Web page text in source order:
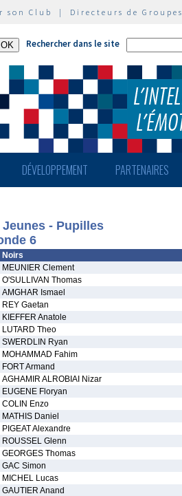
son Club | Directeurs de Groupes
Rechercher dans le site
DÉVELOPPEMENT PARTENAIRES
- Pupilles
6
Noirs
MEUNIER Clement
O'SULLIVAN Thomas
AMGHAR Ismael
REY Gaetan
KIEFFER Anatole
LUTARD Theo
SWERDLIN Ryan
MOHAMMAD Fahim
FORT Armand
AGHAMIR ALROBIAI Nizar
EUGENE Floryan
COLIN Enzo
MATHIS Daniel
PIGEAT Alexandre
ROUSSEL Glenn
GEORGES Thomas
GAC Simon
MICHEL Lucas
GAUTIER Anand